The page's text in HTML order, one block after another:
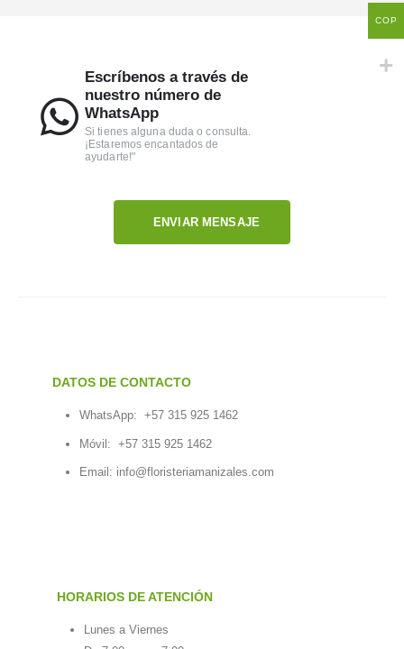
Escríbenos a través de
nuestro número de
WhatsApp
Si tienes alguna duda o consulta.
¡Estaremos encantados de
ayudarte!"
ENVIAR MENSAJE
DATOS DE CONTACTO
WhatsApp: +57 315 925 1462
Móvil: +57 315 925 1462
Email: info@floristeriamanizales.com
HORARIOS DE ATENCIÓN
Lunes a Viernes
COP